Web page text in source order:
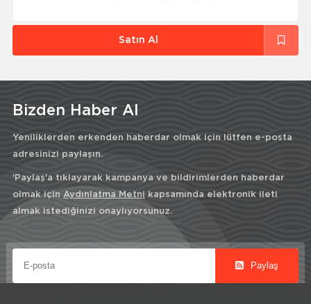
Satın Al
Bizden Haber Al
Yeniliklerden erkenden haberdar olmak için lütfen e-posta
adresinizi paylaşın.
'Paylaş'a tıklayarak kampanya ve bildirimlerden haberdar
olmak için Aydınlatma Metni kapsamında elektronik ileti
almak istediğinizi onaylıyorsunuz.
Paylaş